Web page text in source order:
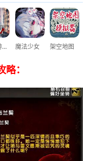
女巨人游乐场 魔法少女 架空地图
：